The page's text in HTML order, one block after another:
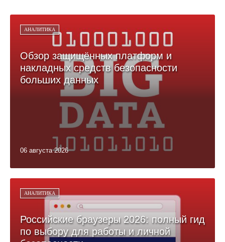
АНАЛИТИКА
Обзор защищённых платформ и
накладных средств безопасности
больших данных
06 августа 2026
АНАЛИТИКА
Российские браузеры 2026: полный гид
по выбору для работы и личной